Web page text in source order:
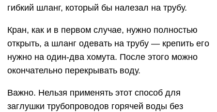
гибкий шланг, который бы налезал на трубу.
Кран, как и в первом случае, нужно полностью
открыть, а шланг одевать на трубу — крепить его
нужно на один-два хомута. После этого можно
окончательно перекрывать воду.
Важно. Нельзя применять этот способ для
заглушки трубопроводов горячей воды без